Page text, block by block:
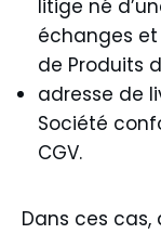
litige né
échanges
de Produits
adresse de
Société
CGV.
Dans ces